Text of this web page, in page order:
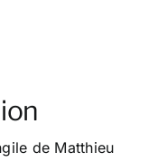
de Matthieu